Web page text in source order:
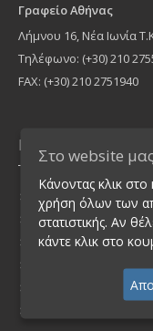
Γραφείο Αθήνας
Λήμνου 16, Νέα Ιωνία
Τηλέφωνο: (+30) 210
FAX: (+30) 210 2751940
Πληροφορίες
Ασφάλεια
Διαφύλαξη
Όροι Ενοικίασης
Πολιτική
Τρόποι Πληρωμής
Στο website
Κάνοντας κλικ
χρήση όλων των
στατιστικής. Αν
κάντε κλικ στο